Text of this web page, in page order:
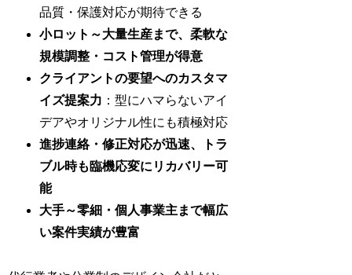
品質・保護対応が期待できる
小ロット～大量生産まで、柔軟な
規模調整・コスト管理が得意
クライアントの要望へのカスタマ
イズ提案力 ：型にハマらないアイ
デアやオリジナル性にも積極対応
進捗連絡・修正対応が迅速、トラ
ブル時も臨機応変にリカバリー可
能
大手～零細・個人事業主まで幅広
い案件実績が豊富